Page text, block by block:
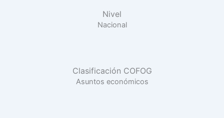
Nivel
Nacional
Clasificación COFOG
Asuntos económicos